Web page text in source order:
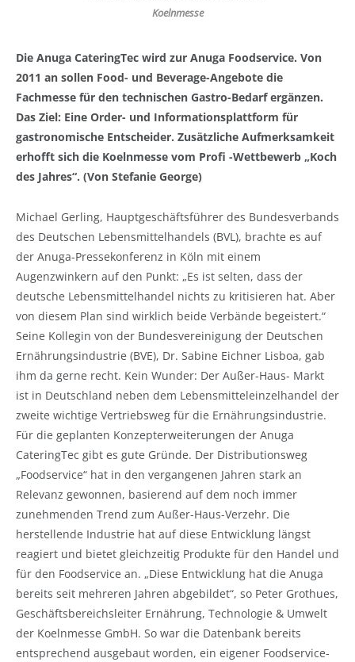
Koelnmesse
Die Anuga CateringTec wird zur Anuga Foodservice. Von
2011 an sollen Food- und Beverage-Angebote die
Fachmesse für den technischen Gastro-Bedarf ergänzen.
Das Ziel: Eine Order- und Informationsplattform für
gastronomische Entscheider. Zusätzliche Aufmerksamkeit
erhofft sich die Koelnmesse vom Profi -Wettbewerb „Koch
des Jahres“. (Von Stefanie George)
Michael Gerling, Hauptgeschäftsführer des Bundesverbands
des Deutschen Lebensmittelhandels (BVL), brachte es auf
der Anuga-Pressekonferenz in Köln mit einem
Augenzwinkern auf den Punkt: „Es ist selten, dass der
deutsche Lebensmittelhandel nichts zu kritisieren hat. Aber
von diesem Plan sind wirklich beide Verbände begeistert.“
Seine Kollegin von der Bundesvereinigung der Deutschen
Ernährungsindustrie (BVE), Dr. Sabine Eichner Lisboa, gab
ihm da gerne recht. Kein Wunder: Der Außer-Haus- Markt
ist in Deutschland neben dem Lebensmitteleinzelhandel der
zweite wichtige Vertriebsweg für die Ernährungsindustrie.
Für die geplanten Konzepterweiterungen der Anuga
CateringTec gibt es gute Gründe. Der Distributionsweg
„Foodservice“ hat in den vergangenen Jahren stark an
Relevanz gewonnen, basierend auf dem noch immer
zunehmenden Trend zum Außer-Haus-Verzehr. Die
herstellende Industrie hat auf diese Entwicklung längst
reagiert und bietet gleichzeitig Produkte für den Handel und
für den Foodservice an. „Diese Entwicklung hat die Anuga
bereits seit mehreren Jahren abgebildet“, so Peter Grothues,
Geschäftsbereichsleiter Ernährung, Technologie & Umwelt
der Koelnmesse GmbH. So war die Datenbank bereits
entsprechend ausgebaut worden, ein eigener Foodservice-